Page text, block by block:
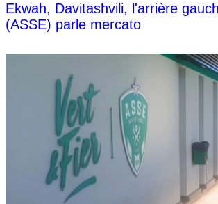
Ekwah, Davitashvili, l'arrière
(ASSE) parle mercato